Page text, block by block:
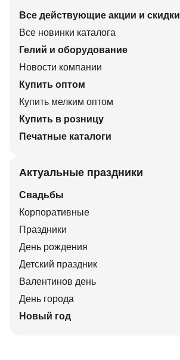
Все действующие акции и скидки
Все новинки каталога
Гелий и оборудование
Новости компании
Купить оптом
Купить мелким оптом
Купить в розницу
Печатные каталоги
Актуальные праздники
Свадьбы
Корпоративные
Праздники
День рождения
Детский праздник
Валентинов день
День города
Новый год